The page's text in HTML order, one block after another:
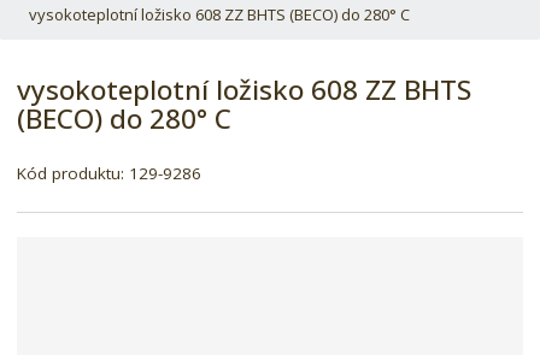
e
a
t
o
í
s
r
vysokoteplotní ložisko 608 ZZ BHTS (BECO) do 280° C
vysokoteplotní ložisko 608 ZZ BHTS
(BECO) do 280° C
Kód produktu: 129-9286